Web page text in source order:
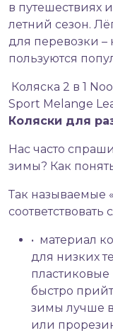
в путешествиях
летний сезон.
для перевозки –
пользуются
Коляска 2 в 1
Sport Melange
Коляски для
Нас часто
зимы? Как
Так называемые
• материал
для низких
пластиковые
быстро
зимы лучше
или